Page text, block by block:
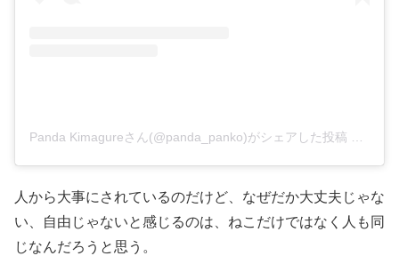
Panda Kimagureさん(@panda_panko)がシェアした投稿
人から大事にされているのだけど、なぜだか大丈夫じゃな
い、自由じゃないと感じるのは、ねこだけではなく人も同
じなんだろうと思う。